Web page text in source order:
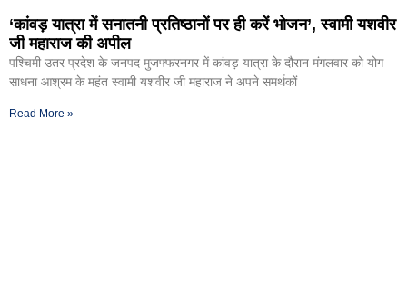
‘कांवड़ यात्रा में सनातनी प्रतिष्ठानों पर ही करें भोजन’, स्वामी यशवीर
जी महाराज की अपील
पश्चिमी उतर प्रदेश के जनपद मुजफ्फरनगर में कांवड़ यात्रा के दौरान मंगलवार को योग
साधना आश्रम के महंत स्वामी यशवीर जी महाराज ने अपने समर्थकों
Read More »